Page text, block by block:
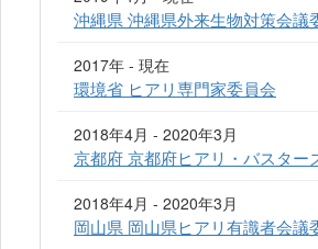
沖縄県 沖縄県外来生物対策会議
2017年 - 現在
環境省 ヒアリ専門家委員会
2018年4月 - 2020年3月
京都府 京都府ヒアリ・バスター
2018年4月 - 2020年3月
岡山県 岡山県ヒアリ有識者会議